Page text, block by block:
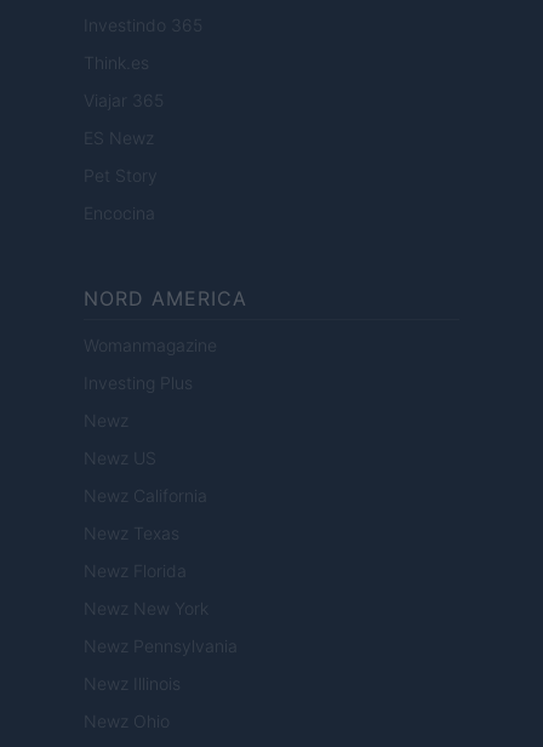
Investindo 365
Think.es
Viajar 365
ES Newz
Pet Story
Encocina
NORD AMERICA
Womanmagazine
Investing Plus
Newz
Newz US
Newz California
Newz Texas
Newz Florida
Newz New York
Newz Pennsylvania
Newz Illinois
Newz Ohio